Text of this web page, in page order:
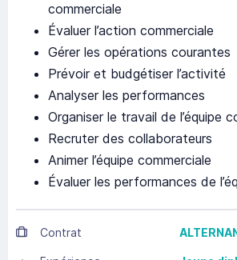
commerciale
Évaluer l’action commerciale
Gérer les opérations courantes
Prévoir et budgétiser l’activité
Analyser les performances
Organiser le travail de l’équipe
Recruter des collaborateurs
Animer l’équipe commerciale
Évaluer les performances de
Contrat